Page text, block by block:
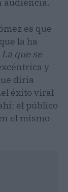
es que
la ha
La que se
y
diría
éxito viral
el público
el mismo